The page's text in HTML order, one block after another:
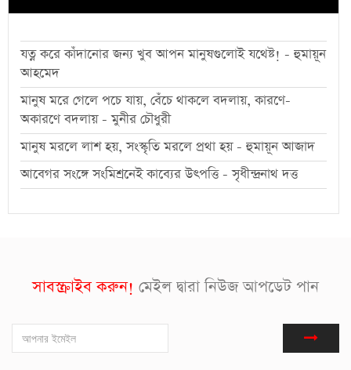
যত্ন করে কাঁদানোর জন্য খুব আপন মানুষগুলোই যথেষ্ট! - হুমায়ূন
আহমেদ
মানুষ মরে গেলে পচে যায়, বেঁচে থাকলে বদলায়, কারণে-
অকারণে বদলায় - মুনীর চৌধুরী
মানুষ মরলে লাশ হয়, সংস্কৃতি মরলে প্রথা হয় - হুমায়ূন আজাদ
আবেগর সংঙ্গে সংমিশ্রনেই কাব্যের উৎপত্তি - সৃধীন্দ্রনাথ দত্ত
সাবস্ক্রাইব করুন! মেইল দ্বারা নিউজ আপডেট পান